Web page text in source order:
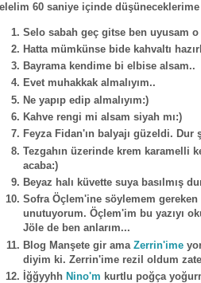
60 saniye içinde düşüneceklerime
Selo sabah geç gitse ben uyusam o
Hatta mümkünse bide kahvaltı
Bayrama kendime bi elbise alsam..
Evet muhakkak almalıyım..
Ne yapıp edip almalıyım:)
Kahve rengi mi alsam siyah mı:)
Feyza Fidan'ın balyajı güzeldi.
Tezgahın üzerinde krem karamelli
acaba:)
Beyaz halı küvette suya basılmış
Sofra Öçlem'ine söylemem gereken
unutuyorum. Öçlem'im bu yazıyı
Jöle de ben anlarım...
Blog Manşete gir ama Zerrin'ime
diyim ki. Zerrin'ime rezil oldum
İğğyyhh Nino'm kurtlu poğça